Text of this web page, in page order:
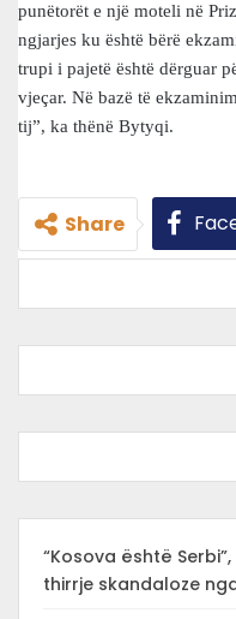
punëtorët e një moteli në
ngjarjes ku është bërë
trupi i pajetë është dërguar
vjeçar. Në bazë të
tij”, ka thënë Bytyqi.
Share
“Kosova është
thirrje skandaloze